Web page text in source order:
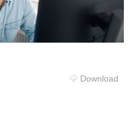
Download